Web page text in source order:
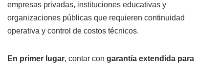
empresas privadas, instituciones educativas y
organizaciones públicas que requieren continuidad
operativa y control de costos técnicos.
En primer lugar, contar con garantía extendida para